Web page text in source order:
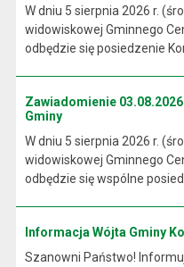
W dniu 5 sierpnia 2026 r.
widowiskowej Gminnego
odbędzie się posiedzenie
Zawiadomienie
Gminy
W dniu 5 sierpnia 2026 r.
widowiskowej Gminnego
odbędzie się wspólne
Informacja Wójta Gminy
Szanowni Państwo!